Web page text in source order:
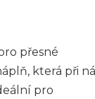
přesné
která při
pro